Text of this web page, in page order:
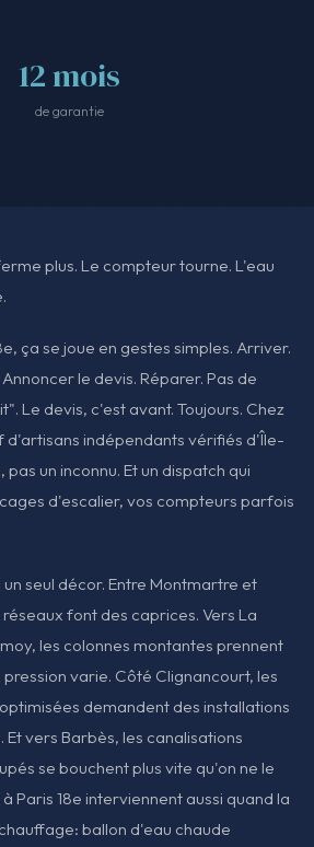
12 mois
de garantie
plus. Le compteur tourne. L'eau
ça se joue en gestes simples. Arriver.
le devis. Réparer. Pas de
Le devis, c'est avant. Toujours. Chez
d'artisans indépendants vérifiés d'Île-
un inconnu. Et un dispatch qui
d'escalier, vos compteurs parfois
un seul décor. Entre Montmartre et
font des caprices. Vers La
les colonnes montantes prennent
varie. Côté Clignancourt, les
demandent des installations
vers Barbès, les canalisations
se bouchent plus vite qu'on ne le
Paris 18e interviennent aussi quand la
ballon d'eau chaude